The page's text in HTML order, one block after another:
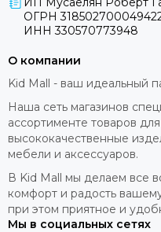
ОГРН
ИНН 330570773948
О компании
Kid Mall - ваш идеальный
Наша сеть магазинов
ассортименте товаров
высококачественные
мебели и аксессуаров.
В Kid Mall мы делаем все
комфорт и радость
при этом приятное и
Мы в социальных сетях